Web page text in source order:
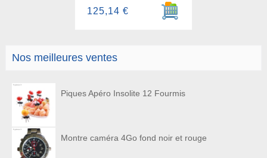
Nos meilleures ventes
Piques Apéro Insolite 12 Fourmis
Montre caméra 4Go fond noir et rouge
Ajouter au panier
125,14 €